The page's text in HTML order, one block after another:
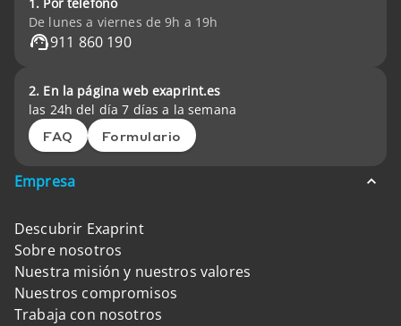
De lunes a viernes de 9h a 19h
911 860 190
2. En la página web exaprint.es
las 24h del día 7 días a la semana
FAQ Formulario
Empresa
Descubrir Exaprint
Sobre nosotros
Nuestra misión y nuestros valores
Nuestros compromisos
Trabaja con nosotros